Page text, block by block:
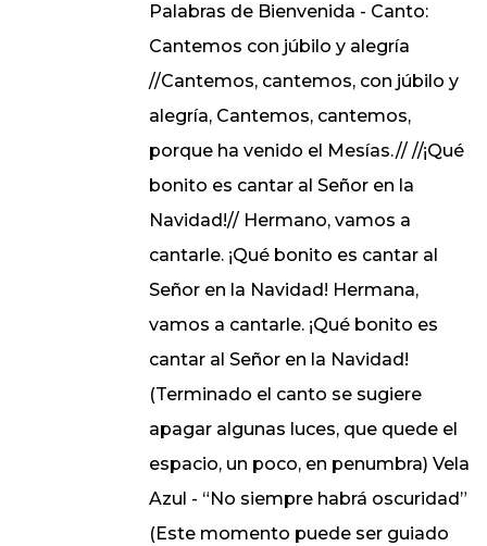
Palabras de Bienvenida - Canto:
Cantemos con júbilo y alegría
//Cantemos, cantemos, con júbilo y
alegría, Cantemos, cantemos,
porque ha venido el Mesías.// //¡Qué
bonito es cantar al Señor en la
Navidad!// Hermano, vamos a
cantarle. ¡Qué bonito es cantar al
Señor en la Navidad! Hermana,
vamos a cantarle. ¡Qué bonito es
cantar al Señor en la Navidad!
(Terminado el canto se sugiere
apagar algunas luces, que quede el
espacio, un poco, en penumbra) Vela
Azul - “No siempre habrá oscuridad”
(Este momento puede ser guiado